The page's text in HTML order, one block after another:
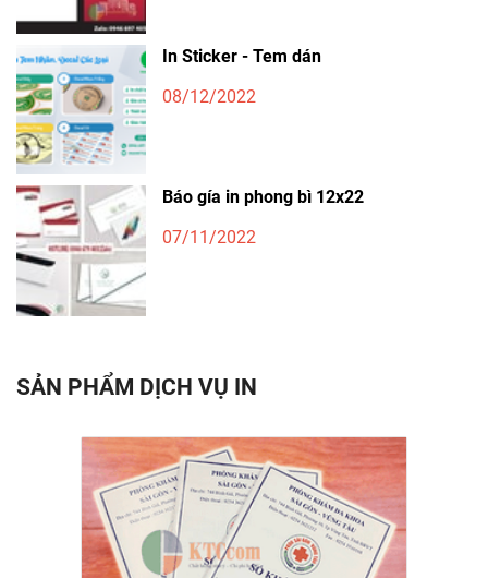
In Sticker - Tem dán
08/12/2022
Báo gía in phong bì 12x22
07/11/2022
SẢN PHẨM DỊCH VỤ IN